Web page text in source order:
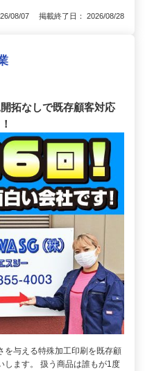
08/07 掲載終了日： 2026/08/28
拓なしで既存顧客対応
を与える特殊加工印刷を既存顧
します。 扱う商品は誰もが1度